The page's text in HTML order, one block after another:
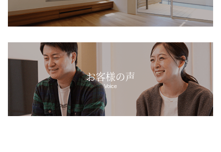
お客様の声
Voice